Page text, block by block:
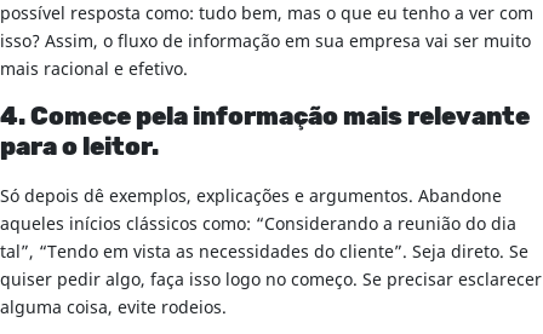
possível resposta como: tudo bem, mas o que eu tenho a ver com
isso? Assim, o fluxo de informação em sua empresa vai ser muito
mais racional e efetivo.
4. Comece pela informação mais relevante
para o leitor.
Só depois dê exemplos, explicações e argumentos. Abandone
aqueles inícios clássicos como: “Considerando a reunião do dia
tal”, “Tendo em vista as necessidades do cliente”. Seja direto. Se
quiser pedir algo, faça isso logo no começo. Se precisar esclarecer
alguma coisa, evite rodeios.